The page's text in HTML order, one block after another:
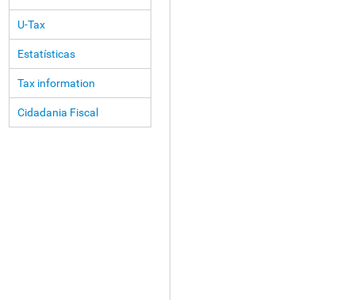
U-Tax
Estatísticas
Tax information
Cidadania Fiscal